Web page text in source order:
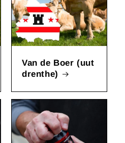
Van de Boer (uut
drenthe)